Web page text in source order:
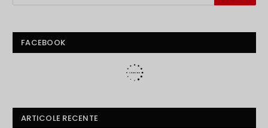
FACEBOOK
ARTICOLE RECENTE